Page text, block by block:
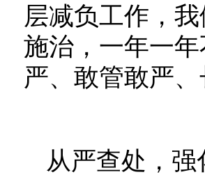
层减负工作，
施治，一年一
严、敢管敢严
从严查处，